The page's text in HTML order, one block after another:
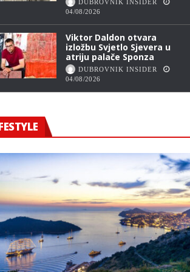
DUBROVNIK INSIDER
04/08/2026
Viktor Daldon otvara
izložbu Svjetlo Sjevera u
atriju palače Sponza
DUBROVNIK INSIDER
04/08/2026